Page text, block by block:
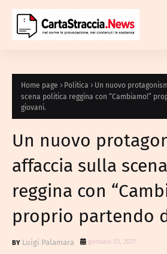
Home page Politica
Un nuovo
scena politica reggina con “Cambiamo!”
giovani.
Un nuovo
affaccia sulla
reggina con
proprio partendo
Luigi Palamara gennaio 03, 2021